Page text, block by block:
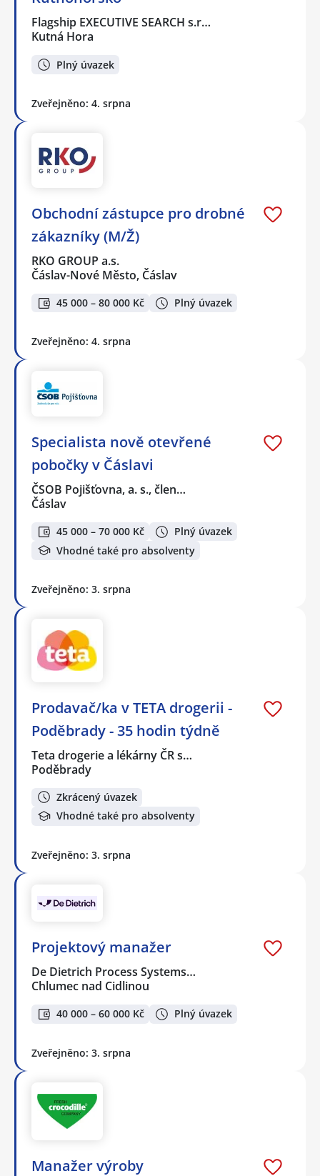
Flagship EXECUTIVE SEARCH s.r…
Kutná Hora
Plný úvazek
Zveřejněno: 4. srpna
Obchodní zástupce pro drobné
zákazníky (M/Ž)
RKO GROUP a.s.
Čáslav-Nové Město, Čáslav
45 000 – 80 000 Kč Plný úvazek
Zveřejněno: 4. srpna
Specialista nově otevřené
pobočky v Čáslavi
ČSOB Pojišťovna, a. s., člen…
Čáslav
45 000 – 70 000 Kč
Plný úvazek
Vhodné také pro absolventy
Zveřejněno: 3. srpna
Prodavač/ka v TETA drogerii -
Poděbrady - 35 hodin týdně
Teta drogerie a lékárny ČR s…
Poděbrady
Zkrácený úvazek
Vhodné také pro absolventy
Zveřejněno: 3. srpna
Projektový manažer
De Dietrich Process Systems…
Chlumec nad Cidlinou
40 000 – 60 000 Kč Plný úvazek
Zveřejněno: 3. srpna
Manažer výroby